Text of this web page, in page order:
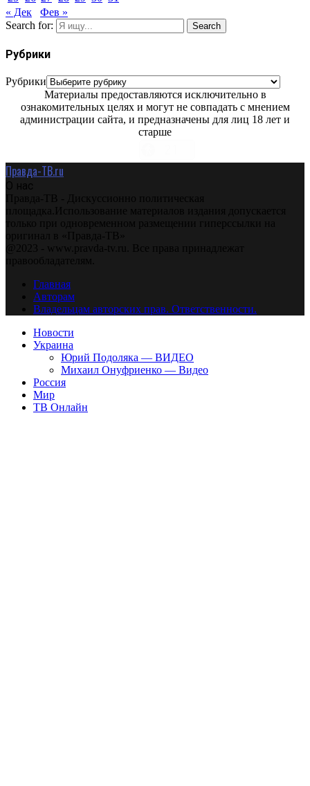
« Дек
Фев »
Search for:
Search
Рубрики
Рубрики
Материалы предоставляются исключительно в
ознакомительных целях и могут не совпадать с мнением
администрации сайта, и предназначены для лиц 18 лет и
старше
Правда-ТВ.ru
О нас
Правда-ТВ - Дискуссионно политическая
площадка.Использование материалов издания допускается
только при одновременном размещении гиперссылки на
оригинал в «Правда-ТВ»
@2023 - www.pravda-tv.ru. Все права принадлежат
правообладателям.
Главная
Авторам
Владельцам авторских прав. Ответственности.
Новости
Украина
Юрий Подоляка — ВИДЕО
Михаил Онуфриенко — Видео
Россия
Мир
ТВ Онлайн